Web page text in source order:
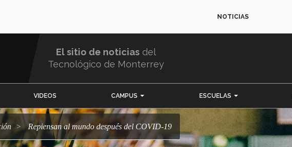
NOTICIAS
El sitio de noticias del
Tecnológico de Monterrey
VIDEOS CAMPUS ESCUELAS
Repiensan al mundo después del COVID-19